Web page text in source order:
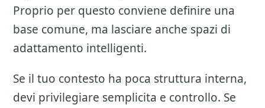
Proprio per questo conviene definire una
base comune, ma lasciare anche spazi di
adattamento intelligenti.
Se il tuo contesto ha poca struttura interna,
devi privilegiare semplicita e controllo. Se